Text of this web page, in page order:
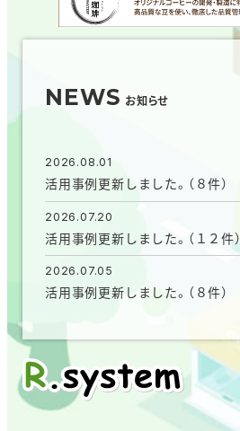
NEWS お知らせ
2026.08.01
活用事例更新しました。（８件）
2026.07.20
活用事例更新しました。（１２件）
2026.07.05
活用事例更新しました。（８件）